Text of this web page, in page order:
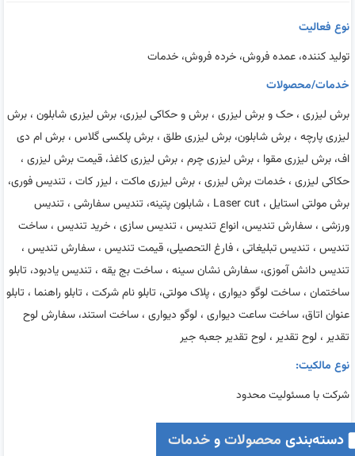
نوع فعالیت
تولید کننده، عمده فروش، خرده فروش، خدمات
خدمات/محصولات
برش لیزری ، حک و برش لیزری ، برش و حکاکی لیزری، برش لیزری شابلون ، برش
لیزری پارچه ، برش شابلون، برش لیزری طلق ، برش پلکسی گلاس ، برش ام دی
اف، برش لیزری مقوا ، برش لیزری چرم ، برش لیزری کاغذ، قیمت برش لیزری ،
حکاکی لیزری ، خدمات برش لیزری ، برش لیزری ماکت ، لیزر کات ، تندیس فوری،
برش مولتی استایل ، Laser cut ، شابلون پتینه، تندیس سفارشی ، تندیس
ورزشی ، سفارش تندیس، انواع تندیس ، تندیس سازی ، خرید تندیس ، ساخت
تندیس ، تندیس تبلیغاتی ، فارغ التحصیلی، قیمت تندیس ، سفارش تندیس ،
تندیس دانش آموزی، سفارش نشان سینه ، ساخت بج یقه ، تندیس یادبود، تابلو
ساختمان ، ساخت لوگو دیواری ، پلاک مولتی، تابلو نام شرکت ، تابلو راهنما ، تابلو
عنوان اتاق، ساخت ساعت دیواری ، لوگو دیواری ، ساخت استند، سفارش لوح
تقدیر ، لوح تقدیر ، لوح تقدیر جعبه جیر
نوع مالکیت:
شرکت با مسئولیت محدود
دسته‌بندی محصولاتوخدمات